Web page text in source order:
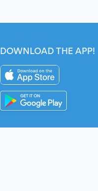
DOWNLOAD THE APP!